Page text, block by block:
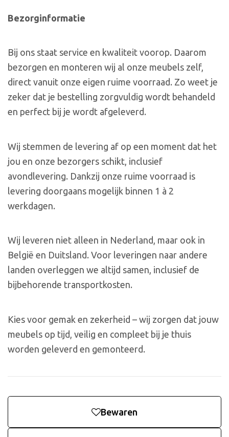
Bezorginformatie
Bij ons staat service en kwaliteit voorop. Daarom
bezorgen en monteren wij al onze meubels zelf,
direct vanuit onze eigen ruime voorraad. Zo weet je
zeker dat je bestelling zorgvuldig wordt behandeld
en perfect bij je wordt afgeleverd.
Wij stemmen de levering af op een moment dat het
jou en onze bezorgers schikt, inclusief
avondlevering. Dankzij onze ruime voorraad is
levering doorgaans mogelijk binnen 1 à 2
werkdagen.
Wij leveren niet alleen in Nederland, maar ook in
België en Duitsland. Voor leveringen naar andere
landen overleggen we altijd samen, inclusief de
bijbehorende transportkosten.
Kies voor gemak en zekerheid – wij zorgen dat jouw
meubels op tijd, veilig en compleet bij je thuis
worden geleverd en gemonteerd.
Bewaren